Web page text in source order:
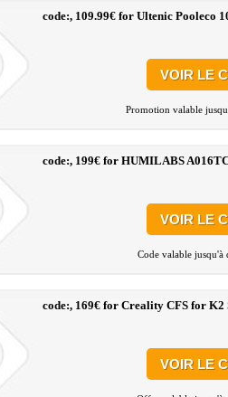
code:, 109.99€ for Ultenic Pooleco
VOIR LE
Promotion valable
code:, 199€ for HUMILABS
VOIR LE
Code valable jusqu'à
code:, 169€ for Creality CFS for K2
VOIR LE